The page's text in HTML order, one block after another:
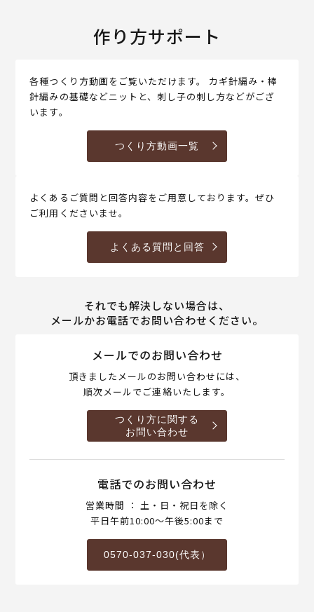
作り方サポート
各種つくり方動画をご覧いただけます。 カギ針編み・棒
針編みの基礎などニットと、刺し子の刺し方などがござ
います。
つくり方動画一覧
よくあるご質問と回答内容をご用意しております。ぜひ
ご利用くださいませ。
よくある質問と回答
それでも解決しない場合は、
メールかお電話でお問い合わせください。
メールでのお問い合わせ
頂きましたメールのお問い合わせには、
順次メールでご連絡いたします。
つくり方に関する
お問い合わせ
電話でのお問い合わせ
営業時間 ： 土・日・祝日を除く
平日午前10:00～午後5:00まで
0570-037-030(代表）